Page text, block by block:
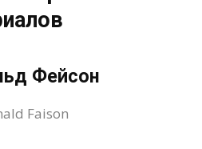
Фейсон
Faison